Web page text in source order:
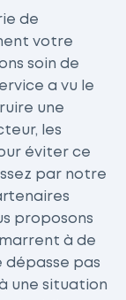
de
votre
soin de
a vu le
une
les
éviter ce
par notre
proposons
à de
dépasse pas
une situation